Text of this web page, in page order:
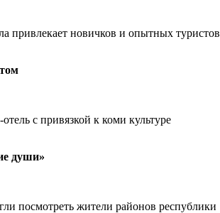
привлекает новичков и опытных туристов
с привязкой к коми культуре
души»
посмотреть жители районов республики